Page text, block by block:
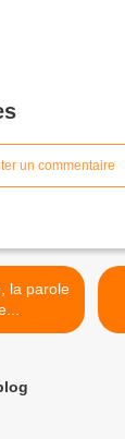
un commentaire